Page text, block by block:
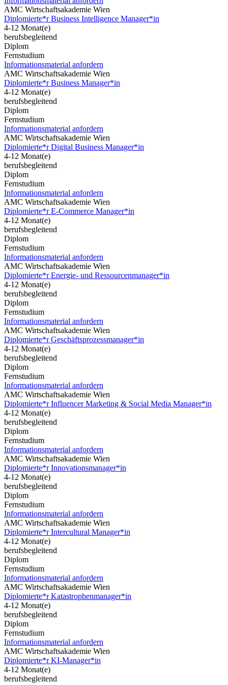
AMC Wirtschaftsakademie Wien
Diplomierte*r Business Intelligence Manager*in
4-12 Monat(e)
berufsbegleitend
Diplom
Fernstudium
Informationsmaterial anfordern
AMC Wirtschaftsakademie Wien
Diplomierte*r Business Manager*in
4-12 Monat(e)
berufsbegleitend
Diplom
Fernstudium
Informationsmaterial anfordern
AMC Wirtschaftsakademie Wien
Diplomierte*r Digital Business Manager*in
4-12 Monat(e)
berufsbegleitend
Diplom
Fernstudium
Informationsmaterial anfordern
AMC Wirtschaftsakademie Wien
Diplomierte*r E-Commerce Manager*in
4-12 Monat(e)
berufsbegleitend
Diplom
Fernstudium
Informationsmaterial anfordern
AMC Wirtschaftsakademie Wien
Diplomierte*r Energie- und Ressourcenmanager*in
4-12 Monat(e)
berufsbegleitend
Diplom
Fernstudium
Informationsmaterial anfordern
AMC Wirtschaftsakademie Wien
Diplomierte*r Geschäftsprozessmanager*in
4-12 Monat(e)
berufsbegleitend
Diplom
Fernstudium
Informationsmaterial anfordern
AMC Wirtschaftsakademie Wien
Diplomierte*r Influencer Marketing & Social Media Manager*in
4-12 Monat(e)
berufsbegleitend
Diplom
Fernstudium
Informationsmaterial anfordern
AMC Wirtschaftsakademie Wien
Diplomierte*r Innovationsmanager*in
4-12 Monat(e)
berufsbegleitend
Diplom
Fernstudium
Informationsmaterial anfordern
AMC Wirtschaftsakademie Wien
Diplomierte*r Intercultural Manager*in
4-12 Monat(e)
berufsbegleitend
Diplom
Fernstudium
Informationsmaterial anfordern
AMC Wirtschaftsakademie Wien
Diplomierte*r Katastrophenmanager*in
4-12 Monat(e)
berufsbegleitend
Diplom
Fernstudium
Informationsmaterial anfordern
AMC Wirtschaftsakademie Wien
Diplomierte*r KI-Manager*in
4-12 Monat(e)
berufsbegleitend